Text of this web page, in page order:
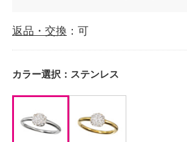
返品・交換 ：可
カラー選択： ステンレス